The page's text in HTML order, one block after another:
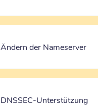
Ändern der Nameserver
DNSSEC-Unterstützung